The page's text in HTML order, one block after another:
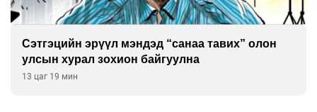
Сэтгэцийн эрүүл мэндэд “санаа тавих” олон
улсын хурал зохион байгуулна
13 цаг 19 мин